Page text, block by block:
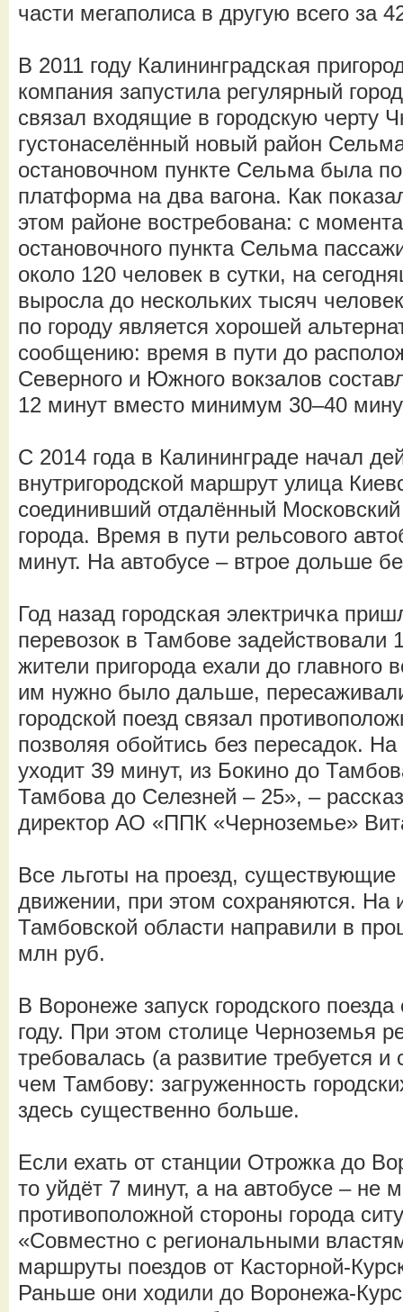
части мегаполиса в другую всего за
В 2011 году Калининградская
компания запустила регулярный
связал входящие в городскую черту
густонаселённый новый район
остановочном пункте Сельма была
платформа на два вагона. Как
этом районе востребована: с
остановочного пункта Сельма
около 120 человек в сутки, на
выросла до нескольких тысяч
по городу является хорошей
сообщению: время в пути до
Северного и Южного вокзалов
12 минут вместо минимум 30–40
С 2014 года в Калининграде начал
внутригородской маршрут улица
соединивший отдалённый
города. Время в пути рельсового
минут. На автобусе – втрое дольше
Год назад городская электричка
перевозок в Тамбове задействовали
жители пригорода ехали до главного
им нужно было дальше,
городской поезд связал
позволяя обойтись без пересадок.
уходит 39 минут, из Бокино до
Тамбова до Селезней – 25», –
директор АО «ППК «Черноземье»
Все льготы на проезд, существующие
движении, при этом сохраняются. На
Тамбовской области направили в
млн руб.
В Воронеже запуск городского
году. При этом столице Черноземья
требовалась (а развитие требуется
чем Тамбову: загруженность
здесь существенно больше.
Если ехать от станции Отрожка до
то уйдёт 7 минут, а на автобусе – не
противоположной стороны города
«Совместно с региональными
маршруты поездов от Касторной-
Раньше они ходили до Воронежа-